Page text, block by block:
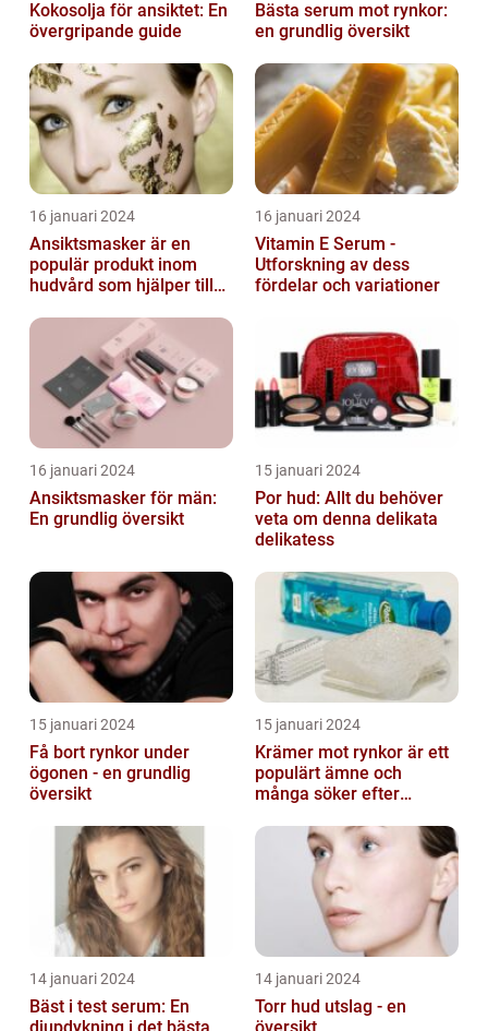
Kokosolja för ansiktet: En
övergripande guide
Bästa serum mot rynkor:
en grundlig översikt
16 januari 2024
Ansiktsmasker är en
populär produkt inom
hudvård som hjälper till
näring åt hud...
16 januari 2024
Vitamin E Serum -
Utforskning av dess
fördelar och variationer
16 januari 2024
Ansiktsmasker för män:
En grundlig översikt
15 januari 2024
Por hud: Allt du behöver
veta om denna delikata
delikatess
15 januari 2024
Få bort rynkor under
ögonen - en grundlig
översikt
15 januari 2024
Krämer mot rynkor är ett
populärt ämne och
många söker efter
fungerar
14 januari 2024
Bäst i test serum: En
djupdykning i det bästa
14 januari 2024
Torr hud utslag - en
översikt